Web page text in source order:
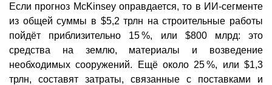
Если прогноз McKinsey оправдается, то в ИИ-сегменте
из общей суммы в $5,2 трлн на строительные работы
пойдёт приблизительно 15 %, или $800 млрд: это
средства на землю, материалы и возведение
необходимых сооружений. Ещё около 25 %, или $1,3
трлн, составят затраты, связанные с поставками и